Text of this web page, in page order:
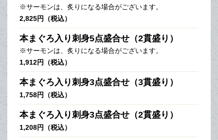
※サーモンは、炙りになる場合がございます。
2,825円（税込）
本まぐろ入り刺身5点盛合せ（2貫盛り）
※サーモンは、炙りになる場合がございます。
1,912円（税込）
本まぐろ入り刺身3点盛合せ（3貫盛り）
1,758円（税込）
本まぐろ入り刺身3点盛合せ（2貫盛り）
1,208円（税込）